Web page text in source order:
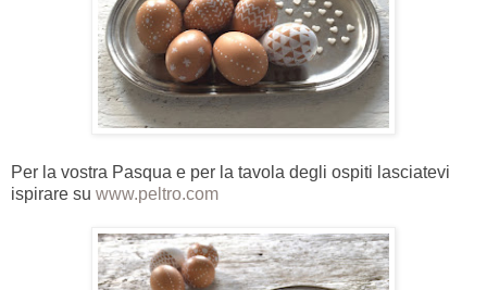
Per la vostra Pasqua e per la tavola degli ospiti lasciatevi
ispirare su www.peltro.com